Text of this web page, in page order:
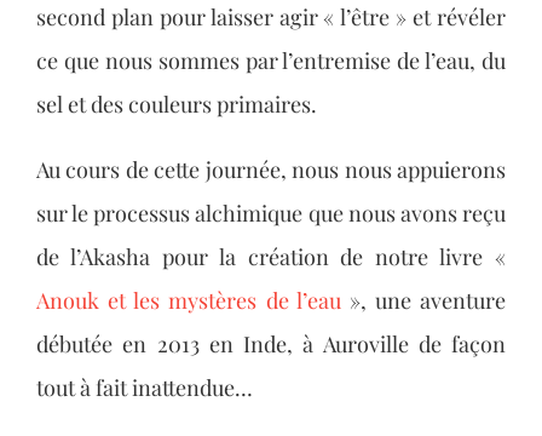
second plan pour laisser agir « l’être » et révéler
ce que nous sommes par l’entremise de l’eau, du
sel et des couleurs primaires.
Au cours de cette journée, nous nous appuierons
sur le processus alchimique que nous avons reçu
de l’Akasha pour la création de notre livre «
Anouk et les mystères de l’eau», une aventure
débutée en 2013 en Inde, à Auroville de façon
tout à fait inattendue…